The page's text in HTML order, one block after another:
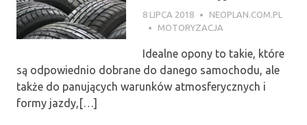
8 LIPCA 2018
NEOPLAN.COM.PL
MOTORYZACJA
Idealne opony to takie, które
są odpowiednio dobrane do danego samochodu, ale
także do panujących warunków atmosferycznych i
formy jazdy,[…]